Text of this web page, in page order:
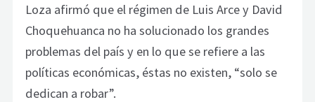
Loza afirmó que el régimen de Luis Arce y David
Choquehuanca no ha solucionado los grandes
problemas del país y en lo que se refiere a las
políticas económicas, éstas no existen, “solo se
dedican a robar”.